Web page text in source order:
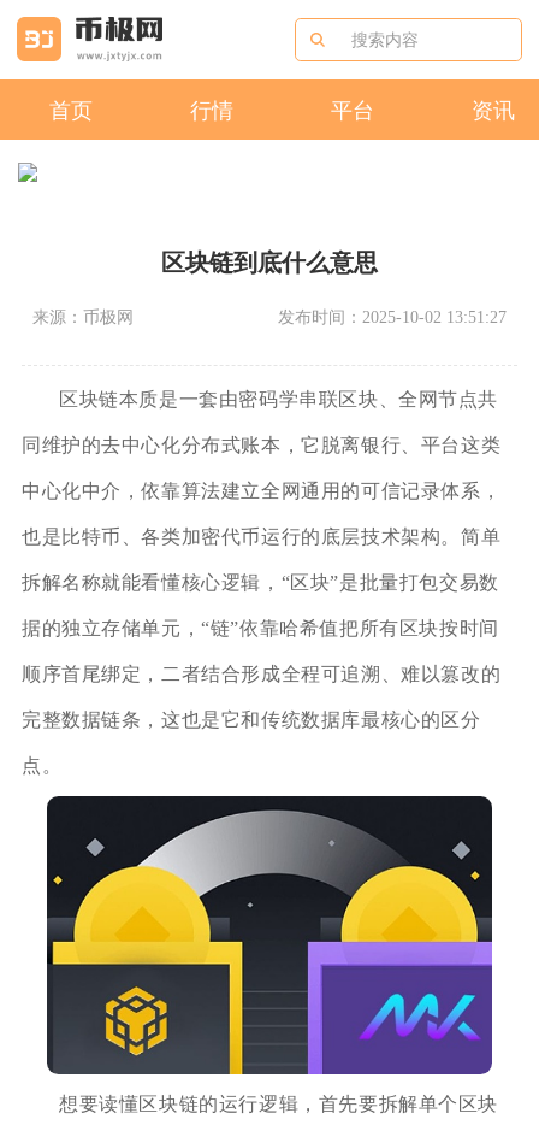
首页 行情 平台 资讯
区块链到底什么意思
来源：币极网 发布时间：2025-10-02 13:51:27
区块链本质是一套由密码学串联区块、全网节点共
同维护的去中心化分布式账本，它脱离银行、平台这类
中心化中介，依靠算法建立全网通用的可信记录体系，
也是比特币、各类加密代币运行的底层技术架构。简单
拆解名称就能看懂核心逻辑，“区块”是批量打包交易数
据的独立存储单元，“链”依靠哈希值把所有区块按时间
顺序首尾绑定，二者结合形成全程可追溯、难以篡改的
完整数据链条，这也是它和传统数据库最核心的区分
点。
想要读懂区块链的运行逻辑，首先要拆解单个区块